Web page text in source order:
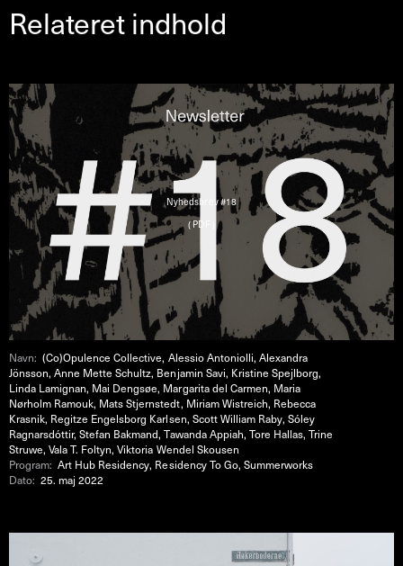
Relateret indhold
Nyhedsbrev #18
( PDF )
Navn:(Co)Opulence Collective, Alessio Antoniolli, Alexandra
Jönsson, Anne Mette Schultz, Benjamin Savi, Kristine Spejlborg,
Linda Lamignan, Mai Dengsøe, Margarita del Carmen, Maria
Nørholm Ramouk, Mats Stjernstedt, Miriam Wistreich, Rebecca
Krasnik, Regitze Engelsborg Karlsen, Scott William Raby, Sóley
Ragnarsdóttir, Stefan Bakmand, Tawanda Appiah, Tore Hallas, Trine
Struwe, Vala T. Foltyn, Viktoria Wendel Skousen
Program:Art Hub Residency, Residency To Go, Summerworks
Dato:25. maj 2022